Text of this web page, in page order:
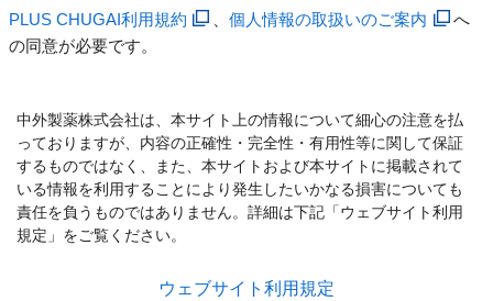
PLUS CHUGAI利用規約
、個人情報の取扱いのご案内
へ
の同意が必要です。
中外製薬株式会社は、本サイト上の情報について細心の注意を払
っておりますが、内容の正確性・完全性・有用性等に関して保証
するものではなく、また、本サイトおよび本サイトに掲載されて
いる情報を利用することにより発生したいかなる損害についても
責任を負うものではありません。詳細は下記「ウェブサイト利用
規定」をご覧ください。
ウェブサイト利用規定